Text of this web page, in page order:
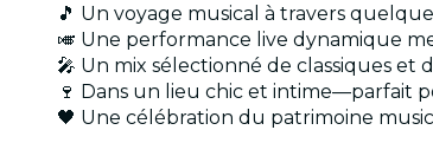
🎵 Un voyage musical à travers
🎺 Une performance live dynamique
🎤 Un mix sélectionné de classiques et
🍷 Dans un lieu chic et intime—parfait
🖤 Une célébration du patrimoine